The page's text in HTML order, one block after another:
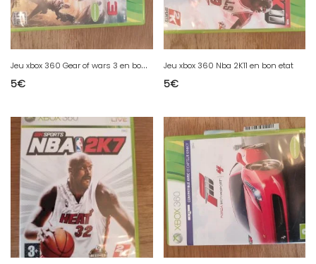
J
eu xbox 360 Gear of wars 3 en bon etat
5€
Jeu xbox 360 Nba 2K11 en bon etat
5€